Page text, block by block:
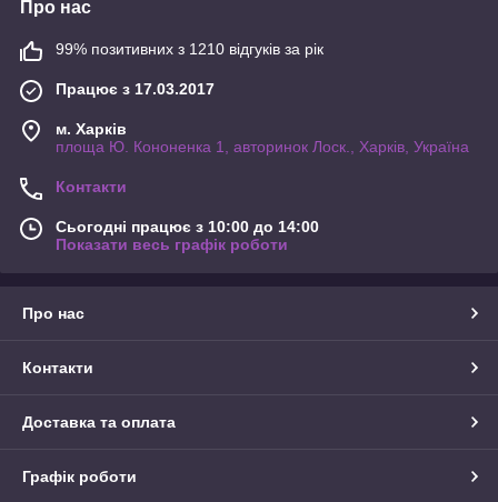
Про нас
99% позитивних з 1210 відгуків за рік
Працює з 17.03.2017
м. Харків
площа Ю. Кононенка 1, авторинок Лоск., Харків, Україна
Контакти
Сьогодні працює з 10:00 до 14:00
Показати весь графік роботи
Про нас
Контакти
Доставка та оплата
Графік роботи